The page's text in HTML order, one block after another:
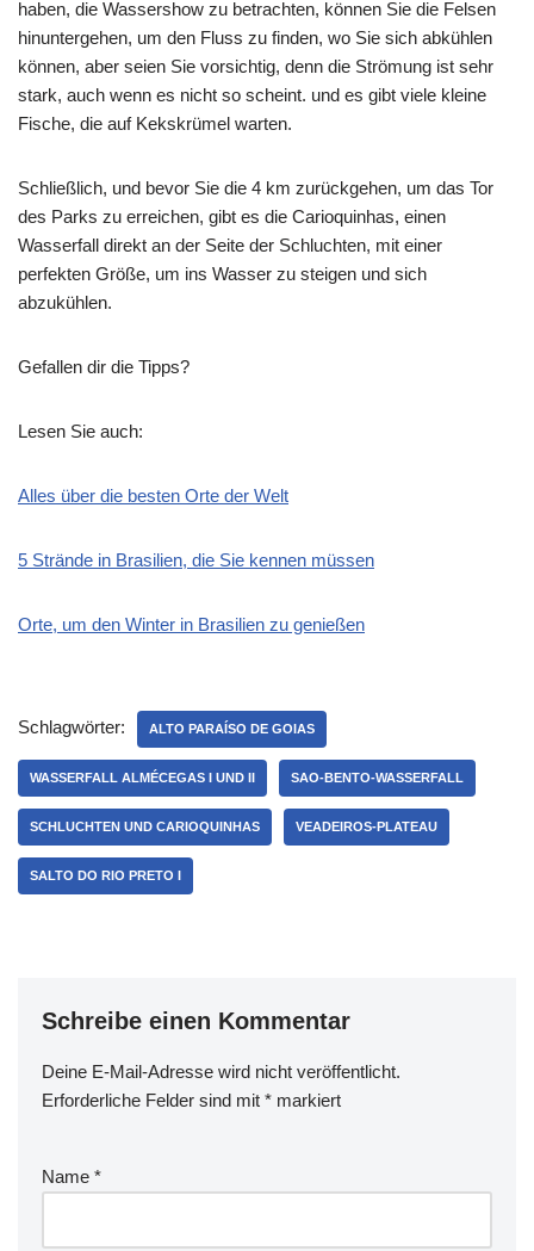
haben, die Wassershow zu betrachten, können Sie die Felsen
hinuntergehen, um den Fluss zu finden, wo Sie sich abkühlen
können, aber seien Sie vorsichtig, denn die Strömung ist sehr
stark, auch wenn es nicht so scheint. und es gibt viele kleine
Fische, die auf Kekskrümel warten.
Schließlich, und bevor Sie die 4 km zurückgehen, um das Tor
des Parks zu erreichen, gibt es die Carioquinhas, einen
Wasserfall direkt an der Seite der Schluchten, mit einer
perfekten Größe, um ins Wasser zu steigen und sich
abzukühlen.
Gefallen dir die Tipps?
Lesen Sie auch:
Alles über die besten Orte der Welt
5 Strände in Brasilien, die Sie kennen müssen
Orte, um den Winter in Brasilien zu genießen
Schlagwörter: ALTO PARAÍSO DE GOIAS
WASSERFALL ALMÉCEGAS I UND II SAO-BENTO-WASSERFALL
SCHLUCHTEN UND CARIOQUINHAS VEADEIROS-PLATEAU
SALTO DO RIO PRETO I
Schreibe einen Kommentar
Deine E-Mail-Adresse wird nicht veröffentlicht.
Erforderliche Felder sind mit * markiert
Name *